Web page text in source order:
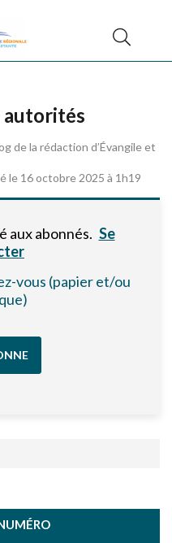
autorités
de la rédaction d’Évangile et
le 16 octobre 2025 à 1h19
aux abonnés. Se
vous (papier et/ou